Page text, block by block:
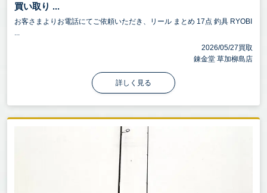
買い取り ...
お客さまよりお電話にてご依頼いただき、リール まとめ 17点 釣具 RYOBI
2026/05/27買取
錬金堂 草加柳島店
詳しく見る